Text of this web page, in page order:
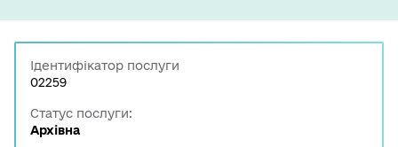
Ідентифікатор послуги
02259
Статус послуги:
Архівна